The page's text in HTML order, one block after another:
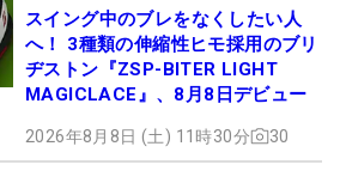
スイング中のブレをなくしたい人
へ！ 3種類の伸縮性ヒモ採用のブリ
ヂストン『ZSP-BITER LIGHT
MAGICLACE』、8月8日デビュー
2026年8月8日 (土) 11時30分 30